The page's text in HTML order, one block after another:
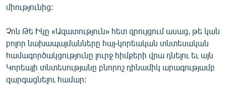
ՏԵՍԱՆՅՈՒԹԵՐ
ՁԳՏԵԼՈՎ ԼԱՎԱԳՈՒՅՆԻՆ
ՓՈԴՔԱՍԹ
միությունից:
Չոն Թե Իկը «Ազատություն» հետ զրույցում ասաց, թե կան
բոլոր նախապայմանները հայ-կորեական տնտեսական
համագործակցությունը լուրջ հիմքերի վրա դնելու եւ այն
Կորեայի տնտեսությանը բնորոշ դինամիկ արագությամբ
զարգացնելու համար: